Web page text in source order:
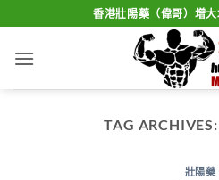
to
content
香港壯陽藥（偉哥）增
TAG ARCHIVES:
壯陽藥